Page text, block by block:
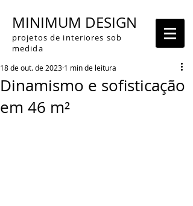
MINIMUM DESIGN
projetos de interiores sob
medida
Dinamismo e sofisticação
em 46 m²
18 de out. de 2023 1 min de leitura